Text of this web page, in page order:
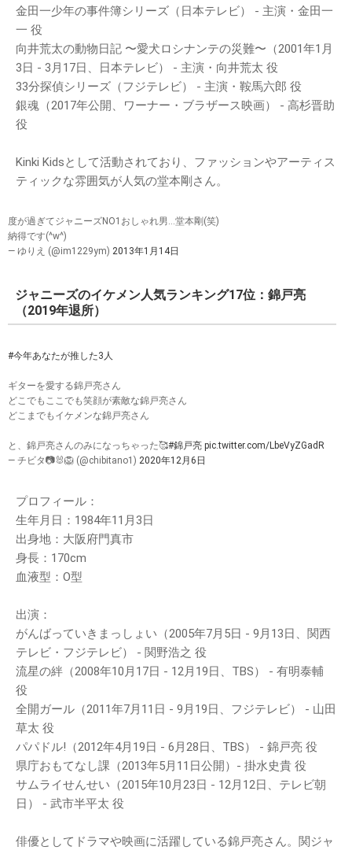
金田一少年の事件簿シリーズ（日本テレビ） - 主演・金田一
一 役
向井荒太の動物日記 〜愛犬ロシナンテの災難〜（2001年1月
3日 - 3月17日、日本テレビ） - 主演・向井荒太 役
33分探偵シリーズ（フジテレビ） - 主演・鞍馬六郎 役
銀魂（2017年公開、ワーナー・ブラザース映画） - 高杉晋助
役
Kinki Kidsとして活動されており、ファッションやアーティス
ティックな雰囲気が人気の堂本剛さん。
度が過ぎてジャニーズNO1おしゃれ男…堂本剛(笑)
納得です(^w^)
— ゆりえ (@im1229ym) 2013年1月14日
ジャニーズのイケメン人気ランキング17位：錦戸亮
（2019年退所）
#今年あなたが推した3人
ギターを愛する錦戸亮さん
どこでもここでも笑顔が素敵な錦戸亮さん
どこまでもイケメンな錦戸亮さん
と、錦戸亮さんのみになっちゃった🥰#錦戸亮 pic.twitter.com/LbeVyZGadR
— チビタ📷🐰🦁 (@chibitano1) 2020年12月6日
プロフィール：
生年月日：1984年11月3日
出身地：大阪府門真市
身長：170cm
血液型：O型
出演：
がんばっていきまっしょい（2005年7月5日 - 9月13日、関西
テレビ・フジテレビ） - 関野浩之 役
流星の絆（2008年10月17日 - 12月19日、TBS） - 有明泰輔
役
全開ガール（2011年7月11日 - 9月19日、フジテレビ） - 山田
草太 役
パパドル!（2012年4月19日 - 6月28日、TBS） - 錦戸亮 役
県庁おもてなし課（2013年5月11日公開）- 掛水史貴 役
サムライせんせい（2015年10月23日 - 12月12日、テレビ朝
日） - 武市半平太 役
俳優としてドラマや映画に活躍している錦戸亮さん。関ジャ